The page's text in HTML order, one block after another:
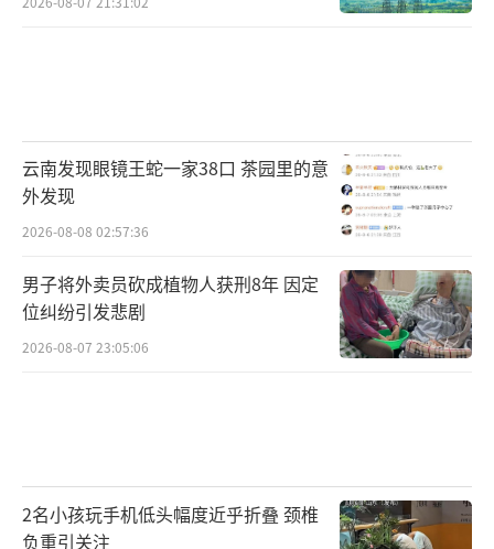
云南发现眼镜王蛇一家38口 茶园里的意
外发现
2026-08-08 02:57:36
男子将外卖员砍成植物人获刑8年 因定
位纠纷引发悲剧
2026-08-07 23:05:06
2名小孩玩手机低头幅度近乎折叠 颈椎
负重引关注